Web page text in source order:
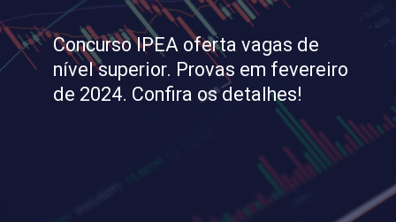
Concurso IPEA oferta vagas de
nível superior. Provas em fevereiro
de 2024. Confira os detalhes!